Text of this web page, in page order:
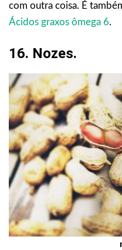
com outra coisa. É
Ácidos graxos ômega 6.
16. Nozes.